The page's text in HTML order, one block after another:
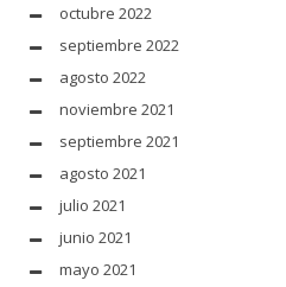
octubre 2022
septiembre 2022
agosto 2022
noviembre 2021
septiembre 2021
agosto 2021
julio 2021
junio 2021
mayo 2021